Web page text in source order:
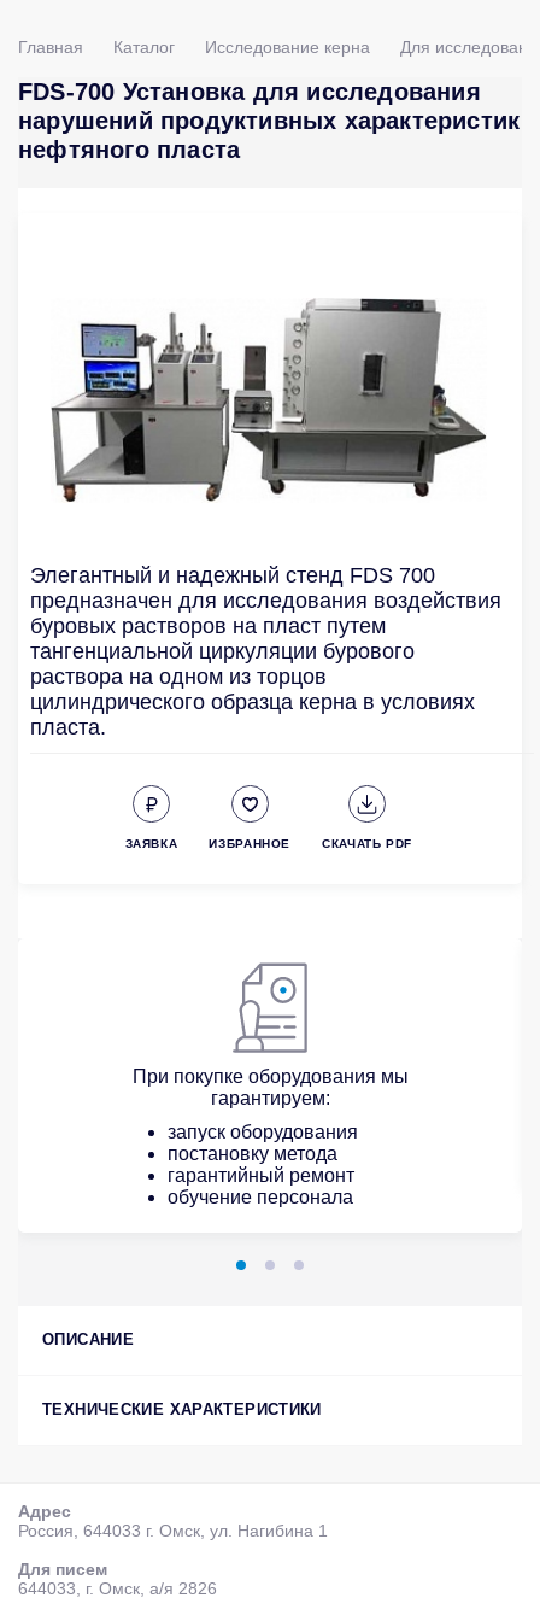
Главная Каталог Исследование керна Для
FDS-700 Установка для исследования
нарушений продуктивных характеристик
нефтяного пласта
Элегантный и надежный стенд FDS 700
предназначен для исследования воздействия
буровых растворов на пласт путем
тангенциальной циркуляции бурового
раствора на одном из торцов
цилиндрического образца керна в условиях
пласта.
ЗАЯВКА ИЗБРАННОЕ СКАЧАТЬ PDF
При покупке оборудования мы
гарантируем:
запуск оборудования
постановку метода
гарантийный ремонт
обучение персонала
ОПИСАНИЕ
ТЕХНИЧЕСКИЕ ХАРАКТЕРИСТИКИ
Адрес
Россия, 644033 г. Омск, ул. Нагибина 1
Для писем
644033, г. Омск, а/я 2826